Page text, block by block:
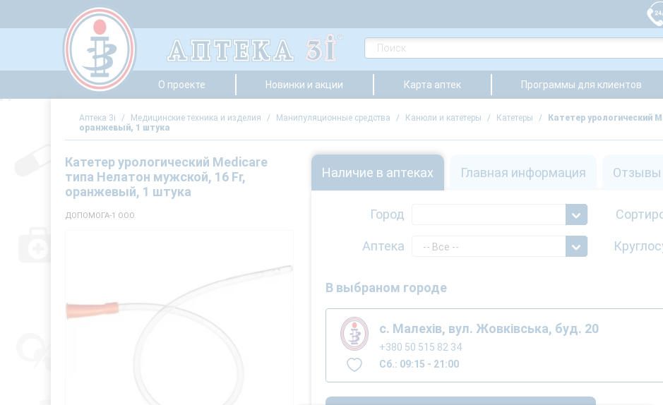
О проекте Новинки и акции Карта аптек Программы для клиентов
Аптека 3i / Медицинские техника и изделия / Манипуляционные средства / Канюли и катетеры / Катетеры /
Катетер урологический
оранжевый, 1 штука
Катетер урологический Medicare
типа Нелатон мужской, 16 Fr,
оранжевый, 1 штука
ДОПОМОГА-1 ООО
Наличие в аптеках Главная информация Отзывы
Город
Аптека -- Все --
В выбраном городе
с. Малехів, вул. Жовківська, буд. 20
+380 50 515 82 34
Сб.: 09:15 - 21:00